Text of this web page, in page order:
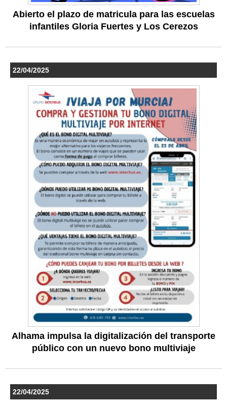
Abierto el plazo de matricula para las escuelas
infantiles Gloria Fuertes y Los Cerezos
22/04/2025
Alhama impulsa la digitalización del transporte
público con un nuevo bono multiviaje
22/04/2025